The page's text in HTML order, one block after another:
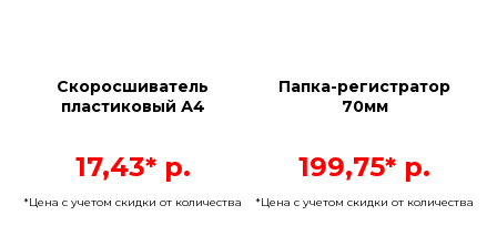
Скоросшиватель
пластиковый А4
17,43* р.
*Цена с учетом скидки от количества
Папка-регистратор
70мм
199,75* р.
*Цена с учетом скидки от количества